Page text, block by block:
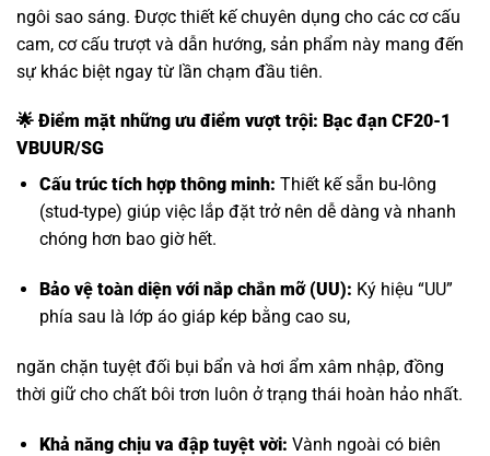
ngôi sao sáng. Được thiết kế chuyên dụng cho các cơ cấu
cam, cơ cấu trượt và dẫn hướng, sản phẩm này mang đến
sự khác biệt ngay từ lần chạm đầu tiên.
🌟 Điểm mặt những ưu điểm vượt trội: Bạc đạn CF20-1
VBUUR/SG
Cấu trúc tích hợp thông minh: Thiết kế sẵn bu-lông
(stud-type) giúp việc lắp đặt trở nên dễ dàng và nhanh
chóng hơn bao giờ hết.
Bảo vệ toàn diện với nắp chắn mỡ (UU): Ký hiệu “UU”
phía sau là lớp áo giáp kép bằng cao su,
ngăn chặn tuyệt đối bụi bẩn và hơi ẩm xâm nhập, đồng
thời giữ cho chất bôi trơn luôn ở trạng thái hoàn hảo nhất.
Khả năng chịu va đập tuyệt vời: Vành ngoài có biên